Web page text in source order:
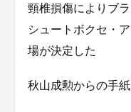
頸椎損傷によりブ
シュートボクセ・
場が決定した
秋山成勲からの手